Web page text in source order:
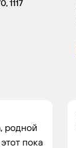
1117
родной
пока